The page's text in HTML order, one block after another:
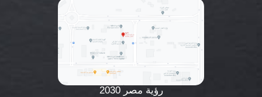
رؤية مصر 2030